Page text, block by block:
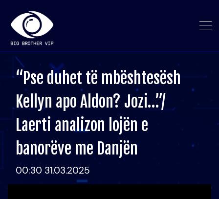
“Pse duhet të mbështesësh
Kellyn apo Aldon? Jozi…”/
Laerti analizon lojën e
banorëve me Danjën
00:30 31.03.2025